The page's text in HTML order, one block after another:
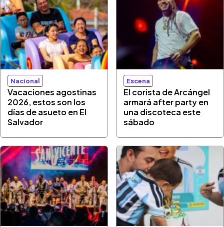
Nacional
Vacaciones agostinas
2026, estos son los
días de asueto en El
Salvador
Escena
El corista de Arcángel
armará after party en
una discoteca este
sábado